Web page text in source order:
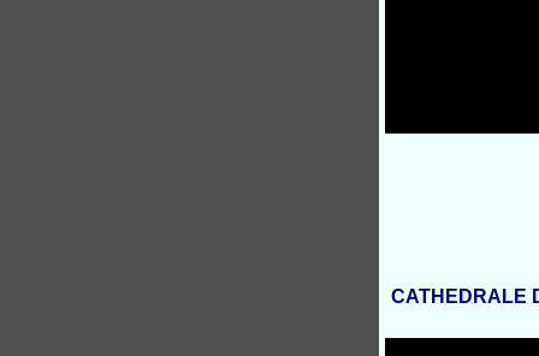
CATHEDRALE